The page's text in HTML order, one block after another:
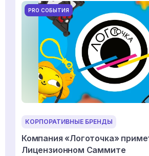
PRO СОБЫТИЯ
КОРПОРАТИВНЫЕ БРЕНДЫ
Компания «Логоточка»
Лицензионном Саммите